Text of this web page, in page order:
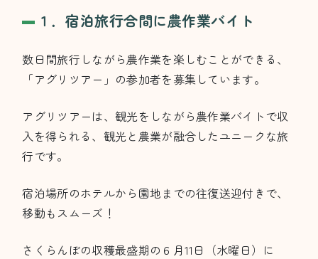
１．宿泊旅行合間に農作業バイト
数日間旅行しながら農作業を楽しむことができる、
「アグリツアー」の参加者を募集しています。
アグリツアーは、観光をしながら農作業バイトで収
入を得られる、観光と農業が融合したユニークな旅
行です。
宿泊場所のホテルから園地までの往復送迎付きで、
移動もスムーズ！
さくらんぼの収穫最盛期の６月11日（水曜日）に